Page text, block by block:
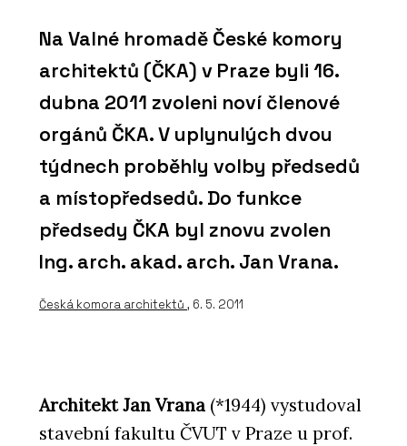
Na Valné hromadě České komory
architektů (ČKA) v Praze byli 16.
dubna 2011 zvoleni noví členové
orgánů ČKA. V uplynulých dvou
týdnech proběhly volby předsedů
a místopředsedů. Do funkce
předsedy ČKA byl znovu zvolen
Ing. arch. akad. arch. Jan Vrana.
Česká komora architektů , 6. 5. 2011
Architekt Jan Vrana (*1944) vystudoval
stavební fakultu ČVUT v Praze u prof.